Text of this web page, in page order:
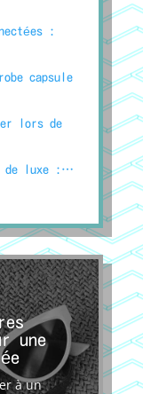
:
capsule
lors de
de luxe :…
une
à un